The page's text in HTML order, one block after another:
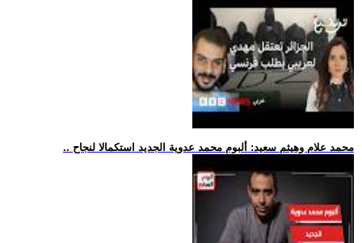
.. محمد علام وهيثم سعيد: ألبوم محمد عدوية الجديد استكمالا لنجاح